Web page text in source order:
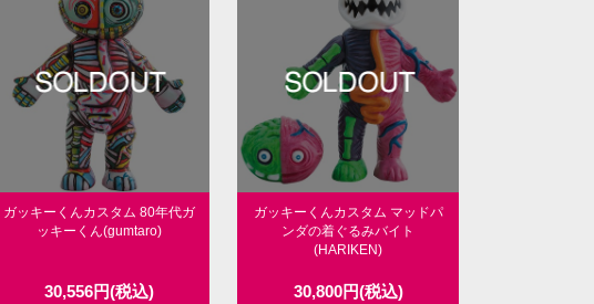
ガッキーくんカスタム 80年代ガ
ッキーくん(gumtaro)
30,556円(税込)
ガッキーくんカスタム マッドパ
ンダの着ぐるみバイト
(HARIKEN)
30,800円(税込)